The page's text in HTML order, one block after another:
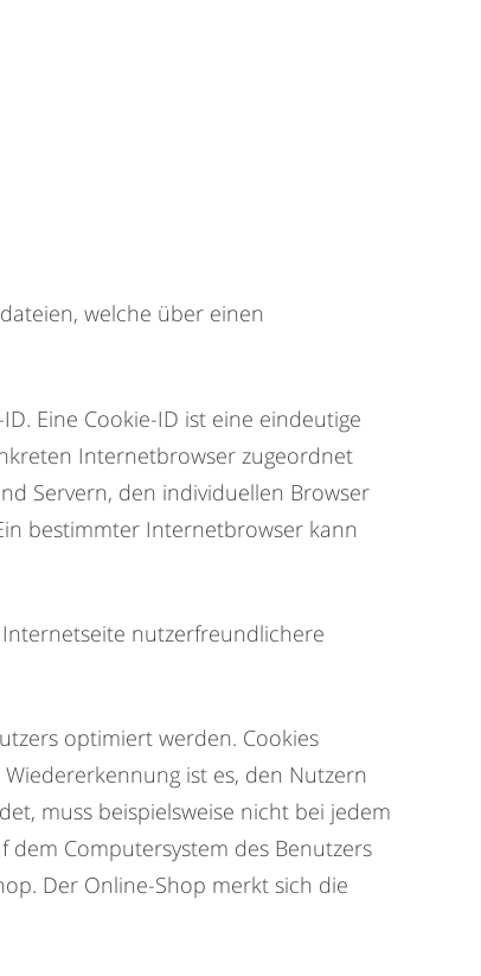
welche über einen
Eine Cookie-ID ist eine eindeutige
Internetbrowser zugeordnet
Servern, den individuellen Browser
bestimmter Internetbrowser kann
nutzerfreundlichere
optimiert werden. Cookies
ist es, den Nutzern
muss beispielsweise nicht bei jedem
Computersystem des Benutzers
Der Online-Shop merkt sich die